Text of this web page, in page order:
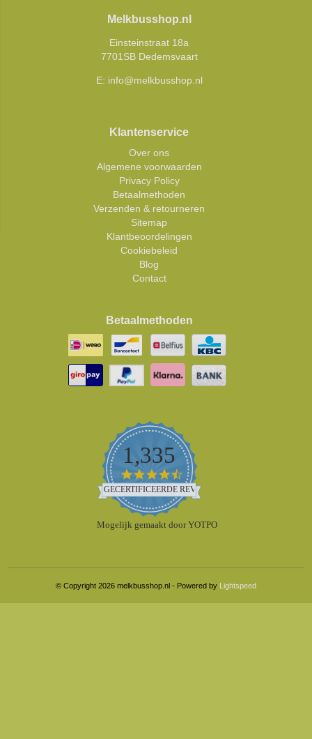
Melkbusshop.nl
Einsteinstraat 18a
7701SB Dedemsvaart
E: info@melkbusshop.nl
Klantenservice
Over ons
Algemene voorwaarden
Privacy Policy
Betaalmethoden
Verzenden & retourneren
Sitemap
Klantbeoordelingen
Cookiebeleid
Blog
Contact
Betaalmethoden
1,335
4.5
star
rating
GECERTIFICEERDE REVIEWS
Mogelijk gemaakt door YOTPO
© Copyright 2026 melkbusshop.nl - Powered by Lightspeed